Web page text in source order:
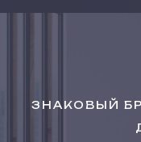
ЗНАКОВЫЙ